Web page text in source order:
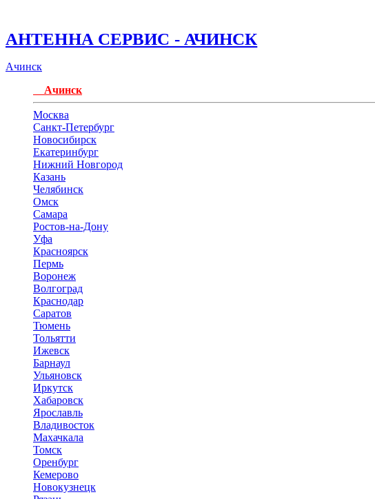
АНТЕННА СЕРВИС - АЧИНСК
Ачинск
Ачинск
Москва
Санкт-Петербург
Новосибирск
Екатеринбург
Нижний Новгород
Казань
Челябинск
Омск
Самара
Ростов-на-Дону
Уфа
Красноярск
Пермь
Воронеж
Волгоград
Краснодар
Саратов
Тюмень
Тольятти
Ижевск
Барнаул
Ульяновск
Иркутск
Хабаровск
Ярославль
Владивосток
Махачкала
Томск
Оренбург
Кемерово
Новокузнецк